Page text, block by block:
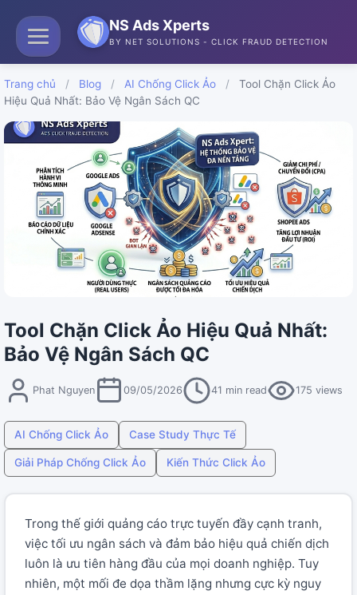
NS Ads Xperts
BY NET SOLUTIONS - CLICK FRAUD DETECTION
Trang chủ / Blog / AI Chống Click Ảo /
Tool Chặn Click Ảo
Hiệu Quả Nhất: Bảo Vệ Ngân Sách QC
Tool Chặn Click Ảo Hiệu Quả Nhất:
Bảo Vệ Ngân Sách QC
Phat Nguyen 09/05/2026 41 min read 175 views
AI Chống Click Ảo Case Study Thực Tế
Giải Pháp Chống Click Ảo Kiến Thức Click Ảo
Trong thế giới quảng cáo trực tuyến đầy cạnh tranh,
việc tối ưu ngân sách và đảm bảo hiệu quả chiến dịch
luôn là ưu tiên hàng đầu của mọi doanh nghiệp. Tuy
nhiên, một mối đe dọa thầm lặng nhưng cực kỳ nguy